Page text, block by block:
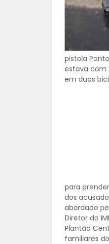
pistola
estava com
em duas
para
dos
abordado
Diretor do
Plantão
familiares